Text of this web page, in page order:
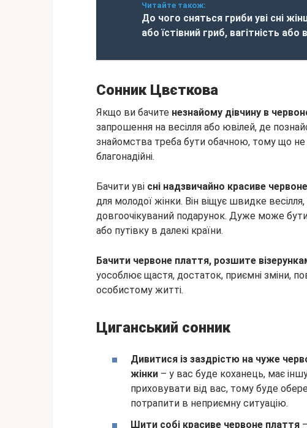
Читайте також:
До чого сняться гриби уві сні
або їстівний гриб, вагітність або
Сонник Цвєткова
Якщо ви бачите незнайому дівчину в
запрошення на весілля або ювілей, де
знайомства треба бути обачною, тому що не
благонадійні.
Бачити уві сні надзвичайно красиве
для молодої жінки. Він віщує швидке
довгоочікуваний подарунок. Дуже може
або путівку в далекі країни.
Бачити червоне плаття, розшите
уособлює щастя, достаток, приємні зміни,
особистому житті.
Циганський сонник
Дивитися із заздрістю на чуже
жінки – у вас буде коханець, має
приховувати від вас, тому буде
потрапити в неприємну ситуацію.
Шити собі красиве червоне плаття